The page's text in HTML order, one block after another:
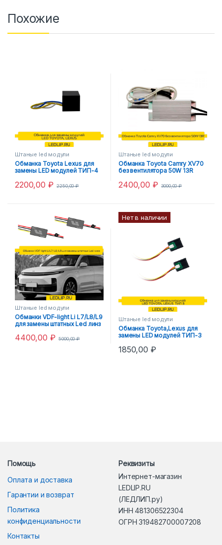
Похожие
Штаные led модули
Обманка Toyota Lexus для
замены LED модулей ТИП-4
2200,00 ₽ 2250,00₽
Штаные led модули
Обманка Toyota Camry XV70
без вентилятора 50W 13R
2400,00 ₽ 3000,00₽
Штаные led модули
Обманки VDF-light Li L7/L8/L9
для замены штатных Led линз
4400,00 ₽ 5000,00₽
Нет в наличии
Штаные led модули
Обманка Toyota,Lexus для
замены LED модулей ТИП-3
1850,00 ₽
Помощь
Оплата и доставка
Гарантии и возврат
Политика
конфиденциальности
Контакты
Реквизиты
Интернет-магазин
LEDLIP.RU
(ЛЕДЛИП.ру)
ИНН 481306522304
ОГРН 319482700007208